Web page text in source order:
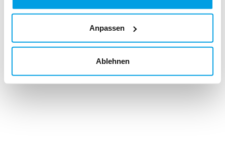
Anpassen
Ablehnen